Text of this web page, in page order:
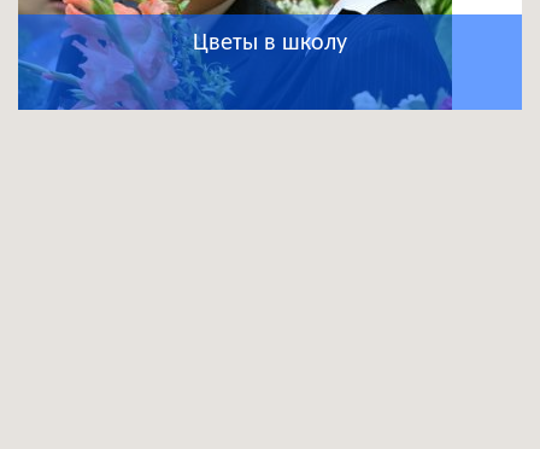
Цветы в школу